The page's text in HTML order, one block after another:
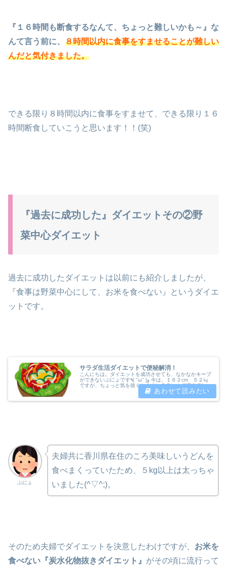
『１６時間も断食するなんて、ちょっと難しいかも～』な
んて言う前に、 ８時間以内に食事をすませることが難しい
んだと気付きました。
できる限り８時間以内に食事をすませて、できる限り１６
時間断食していこうと思います！！(笑)
『過去に成功した』ダイエットその②野
菜中心ダイエット
過去に成功したダイエットは以前にも紹介しましたが、
『食事は野菜中心にして、お米を食べない』というダイエ
ットです。
サラダ生活ダイエットで便秘解消！
こんにちは。ダイエットを成功させても、なかなかキープ
ができないぷにょです٩( ''ω'' )و 今は、１６２cm ５２㎏
ですが、ちょっと気を抜くとすぐに５７㎏まで増えてしま
います💦 以前に成功したナチュラルガーデンの『ファス
ぷにょ
夫婦共に香川県在住のころ美味しいうどんを
食べまくっていたため、５kg以上は太っちゃ
いました(^▽^;)。
そのため夫婦でダイエットを決意したわけですが、 お米を
食べない『炭水化物抜きダイエット』 がその頃に流行って